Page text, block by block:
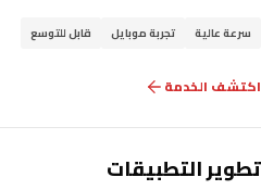
سرعة عالية تجربة موبايل قابل للتوسع
اكتشف الخدمة
تطوير التطبيقات